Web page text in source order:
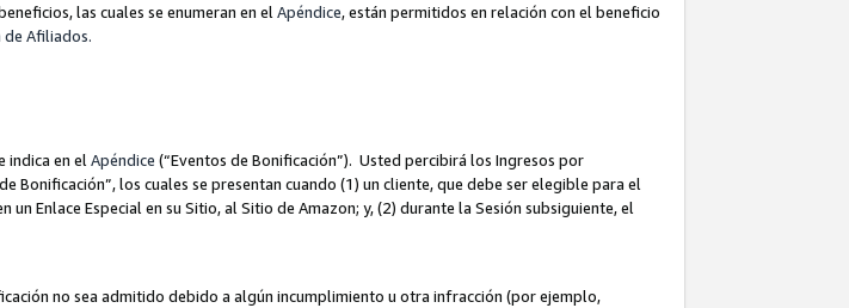
las cuales se enumeran en el Apéndice, están permitidos en relación con el beneficio
de Afiliados.
indica en el Apéndice (“Eventos de Bonificación”). Usted percibirá los Ingresos por
Bonificación”, los cuales se presentan cuando (1) un cliente, que debe ser elegible para el
un Enlace Especial en su Sitio, al Sitio de Amazon; y, (2) durante la Sesión subsiguiente, el
no sea admitido debido a algún incumplimiento u otra infracción (por ejemplo,